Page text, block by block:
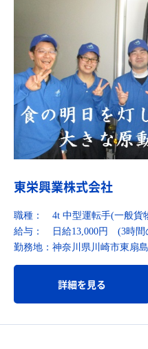
東栄興業株式会社
職種：
4t 中型運転手(一般貨
給与：
日給13,000円 (3時間
勤務地： 神奈川県川崎市東扇
詳細を見る